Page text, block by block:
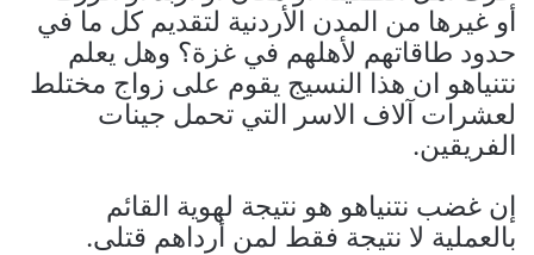
أو غيرها من المدن الأردنية لتقديم كل ما في
حدود طاقاتهم لأهلهم في غزة؟ وهل يعلم
نتنياهو ان هذا النسيج يقوم على زواج مختلط
لعشرات آلاف الاسر التي تحمل جينات
الفريقين.
إن غضب نتنياهو هو نتيجة لهوية القائم
بالعملية لا نتيجة فقط لمن أرداهم قتلى.